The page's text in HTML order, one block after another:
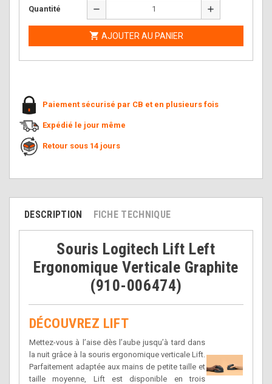
Quantité remove add
 AJOUTER AU PANIER
Paiement sécurisé par CB et en plusieurs fois
Expédié le jour même
Retour sous 14 jours
DESCRIPTION FICHE TECHNIQUE
Souris Logitech Lift Left
Ergonomique Verticale Graphite
(910-006474)
DÉCOUVREZ LIFT
Mettez-vous à l’aise dès l’aube jusqu’à tard dans
la nuit grâce à la souris ergonomique verticale Lift.
Parfaitement adaptée aux mains de petite taille et
taille moyenne, Lift est disponible en trois